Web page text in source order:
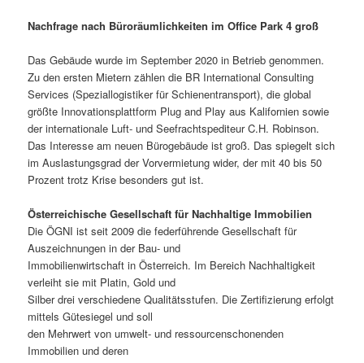
Nachfrage nach Büroräumlichkeiten im Office Park 4 groß
Das Gebäude wurde im September 2020 in Betrieb genommen.
Zu den ersten Mietern zählen die BR International Consulting
Services (Speziallogistiker für Schienentransport), die global
größte Innovationsplattform Plug and Play aus Kalifornien sowie
der internationale Luft- und Seefrachtspediteur C.H. Robinson.
Das Interesse am neuen Bürogebäude ist groß. Das spiegelt sich
im Auslastungsgrad der Vorvermietung wider, der mit 40 bis 50
Prozent trotz Krise besonders gut ist.
Österreichische Gesellschaft für Nachhaltige Immobilien
Die ÖGNI ist seit 2009 die federführende Gesellschaft für
Auszeichnungen in der Bau- und
Immobilienwirtschaft in Österreich. Im Bereich Nachhaltigkeit
verleiht sie mit Platin, Gold und
Silber drei verschiedene Qualitätsstufen. Die Zertifizierung erfolgt
mittels Gütesiegel und soll
den Mehrwert von umwelt- und ressourcenschonenden
Immobilien und deren